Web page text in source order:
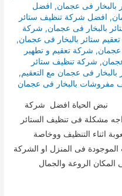
فى عجمان, افضل
, افضل شركة تنظيف ستائر
بالبخار فى عجمان, شركة
ستائر بالبخار فى عجمان,
عجمان, شركة تعقيم و تطهير
, شركة تنظيف ستائر
فى عجمان مع التعقيم,
مفروشات بالبخار فى عجمان
نبض الحياة افضل شركة
مشكلة فى تنظيف الستائر
اثناء التنظيف ووخاصة
الموجودة فى المنزل او الشركة
الروعة والجمال